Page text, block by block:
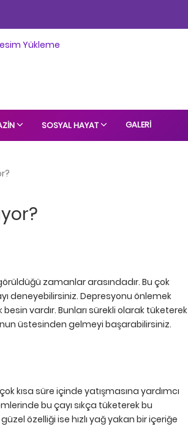
SOSYAL HAYAT GALERI
zamanlar arasındadır. Bu çok
deneyebilirsiniz. Depresyonu önlemek
vardır. Bunları sürekli olarak tüketerek
üstesinden gelmeyi başarabilirsiniz.
kısa süre içinde yatışmasına yardımcı
bu çayı sıkça tüketerek bu
özelliği ise hızlı yağ yakan bir içeriğe